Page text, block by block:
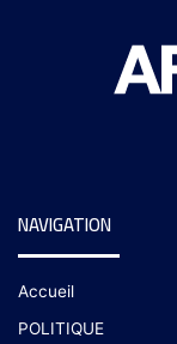
NAVIGATION
Accueil
POLITIQUE